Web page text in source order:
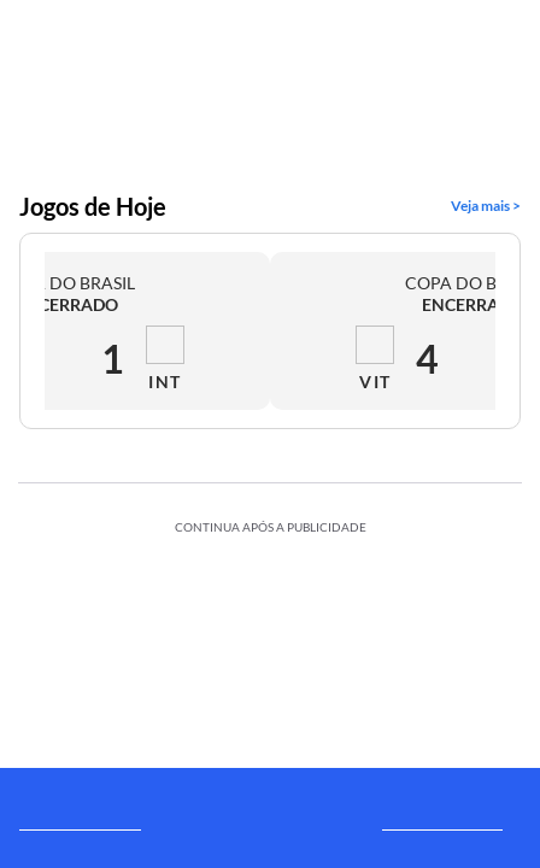
Jogos de Hoje Veja mais >
DO BRASIL
ENCERRADO
1 INT
COPA DO
ENCERRADO
VIT 4
CONTINUA APÓS A PUBLICIDADE